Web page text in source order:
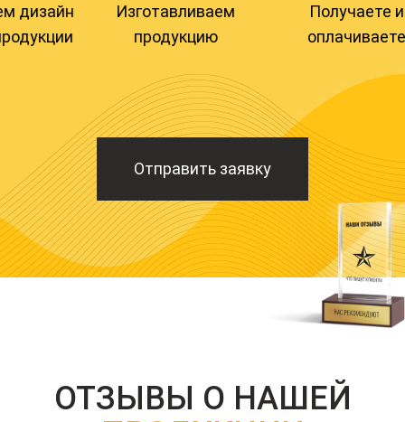
дизайн
Изготавливаем
продукцию
Получаете и
оплачиваете
Отправить заявку
ОТЗЫВЫ О НАШЕЙ